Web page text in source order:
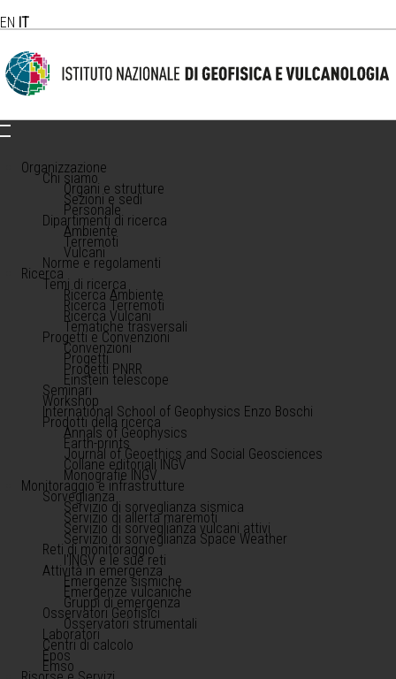
EN IT
Organizzazione
Chi siamo
Organi e strutture
Sezioni e sedi
Personale
Dipartimenti di ricerca
Ambiente
Terremoti
Vulcani
Norme e regolamenti
Ricerca
Temi di ricerca
Ricerca Ambiente
Ricerca Terremoti
Ricerca Vulcani
Tematiche trasversali
Progetti e Convenzioni
Convenzioni
Progetti
Progetti PNRR
Einstein telescope
Seminari
Workshop
International School of Geophysics Enzo Boschi
Prodotti della ricerca
Annals of Geophysics
Earth-prints
Journal of Geoethics and Social Geosciences
Collane editoriali INGV
Monografie INGV
Monitoraggio e infrastrutture
Sorveglianza
Servizio di sorveglianza sismica
Servizio di allerta maremoti
Servizio di sorveglianza vulcani attivi
Servizio di sorveglianza Space Weather
Reti di monitoraggio
l'INGV e le sue reti
Attività in emergenza
Emergenze sismiche
Emergenze vulcaniche
Gruppi di emergenza
Osservatori Geofisici
Osservatori strumentali
Laboratori
Centri di calcolo
Epos
Emso